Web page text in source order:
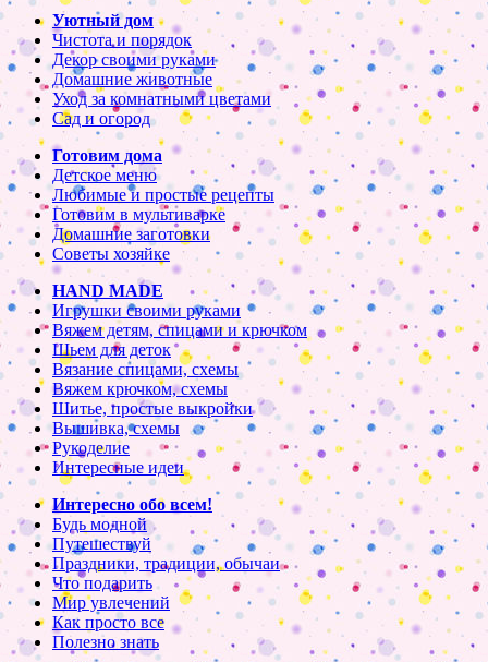
Уютный дом
Чистота и порядок
Декор своими руками
Домашние животные
Уход за комнатными цветами
Сад и огород
Готовим дома
Детское меню
Любимые и простые рецепты
Готовим в мультиварке
Домашние заготовки
Советы хозяйке
HAND MADE
Игрушки своими руками
Вяжем детям, спицами и крючком
Шьем для деток
Вязание спицами, схемы
Вяжем крючком, схемы
Шитье, простые выкройки
Вышивка, схемы
Рукоделие
Интересные идеи
Интересно обо всем!
Будь модной
Путешествуй
Праздники, традиции, обычаи
Что подарить
Мир увлечений
Как просто все
Полезно знать